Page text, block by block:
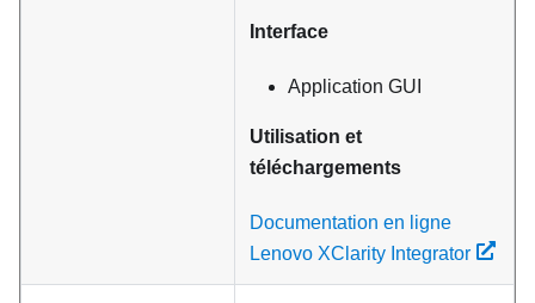
Interface
Application GUI
Utilisation et
téléchargements
Documentation en ligne
Lenovo XClarity Integrator